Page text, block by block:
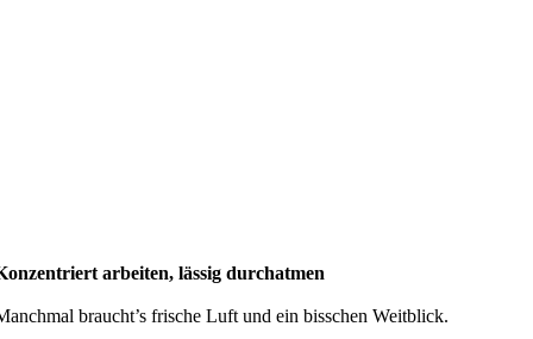
arbeiten, lässig durchatmen
braucht’s frische Luft und ein bisschen Weitblick.